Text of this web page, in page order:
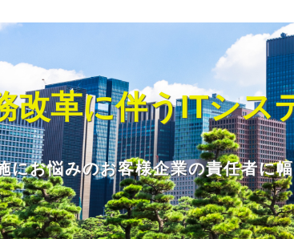
改革に伴うITシス
にお悩みのお客様企業の責任者に